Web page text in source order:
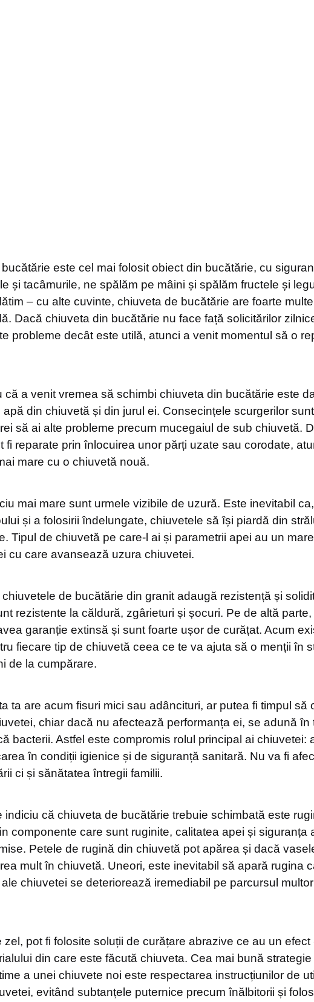
este cel mai folosit obiect din bucătărie, cu
și tacâmurile, ne spălăm pe mâini și spălăm fructele și
– cu alte cuvinte, chiuveta de bucătărie are foarte
Dacă chiuveta din bucătărie nu face față solicitărilor
probleme decât este utilă, atunci a venit momentul să o
că a venit vremea să schimbi chiuveta din bucătărie este
din chiuvetă și din jurul ei. Consecințele scurgerilor
să ai alte probleme precum mucegaiul de sub chiuvetă.
fi reparate prin înlocuirea unor părți uzate sau corodate,
mare cu o chiuvetă nouă.
mai mare sunt urmele vizibile de uzură. Este inevitabil
și a folosirii îndelungate, chiuvetele să își piardă din
Tipul de chiuvetă pe care-l ai și parametrii apei au un
cu care avansează uzura chiuvetei.
de bucătărie din granit adaugă rezistență și
rezistente la căldură, zgârieturi și șocuri. Pe de altă parte,
garanție extinsă și sunt foarte ușor de curățat. Acum
fiecare tip de chiuvetă ceea ce te va ajuta să o menții în
de la cumpărare.
ta are acum fisuri mici sau adâncituri, ar putea fi timpul să
chiar dacă nu afectează performanța ei, se adună în
bacterii. Astfel este compromis rolul principal ai chiuvetei:
în condiții igienice și de siguranță sanitară. Nu va fi
ci și sănătatea întregii familii.
indiciu că chiuveta de bucătărie trebuie schimbată este
componente care sunt ruginite, calitatea apei și siguranța
Petele de rugină din chiuvetă pot apărea și dacă
mult în chiuvetă. Uneori, este inevitabil să apară rugina
chiuvetei se deteriorează iremediabil pe parcursul
zel, pot fi folosite soluții de curățare abrazive ce au un efect
din care este făcută chiuveta. Cea mai bună
a unei chiuvete noi este respectarea instrucțiunilor de
evitând subtanțele puternice precum înălbitorii și